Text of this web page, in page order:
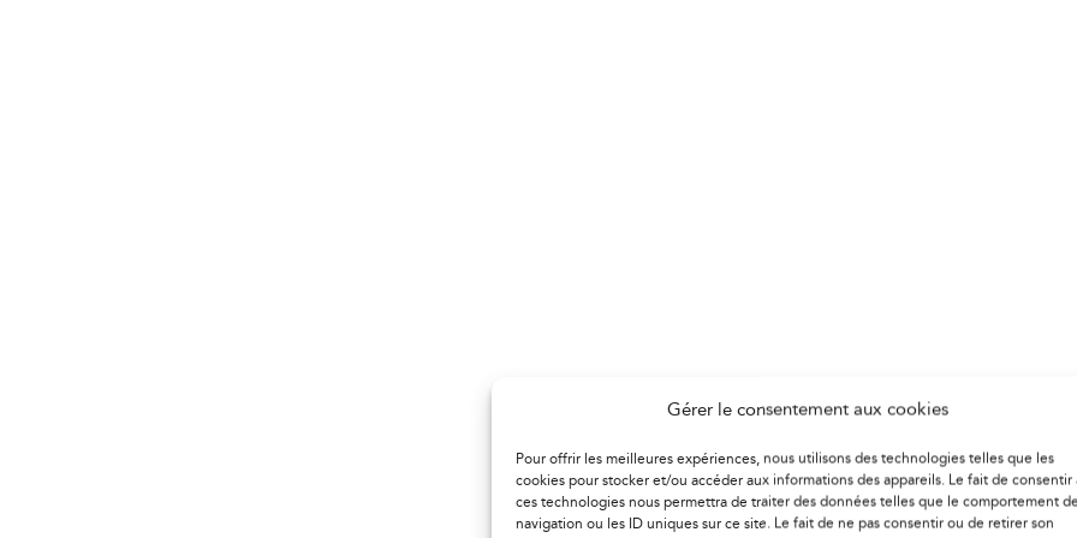
Gérer le consentement aux cookies
Pour offrir les meilleures expériences, nous utilisons des technologies telles que les
cookies pour stocker et/ou accéder aux informations des appareils. Le fait de consentir
ces technologies nous permettra de traiter des données telles que le comportement
navigation ou les ID uniques sur ce site. Le fait de ne pas consentir ou de retirer son